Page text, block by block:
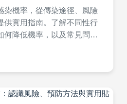
染機率，從傳染途徑、風險
供實用指南。了解不同性行
何降低機率，以及常見問題